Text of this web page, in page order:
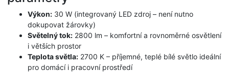
Výkon: 30 W (integrovaný LED zdroj – není nutno
dokupovat žárovky)
Světelný tok: 2800 lm – komfortní a rovnoměrné osvětlení
i větších prostor
Teplota světla: 2700 K – příjemné, teplé bílé světlo ideální
pro domácí i pracovní prostředí